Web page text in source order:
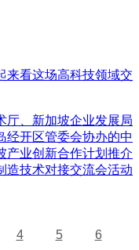
来看这场高科技领域交
厅、新加坡企业发展局
经开区管委会协办的中
业创新合作计划推介
技术对接交流会活动
4 5
6